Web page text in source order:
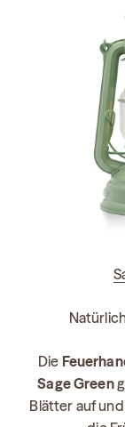
Die
Sage Green
Blätter auf